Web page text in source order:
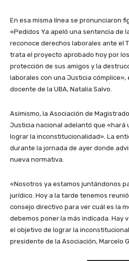
En esa misma línea se pronunciaron
«Pedidos Ya apeló una sentencia de
reconoce derechos laborales ante el
trata el proyecto aprobado hoy por
protección de sus amigos y la
laborales con una Justicia cómplice»,
docente de la UBA, Natalia Salvo.
Asimismo, la Asociación de
Justicia nacional adelantó que «hará
lograr la inconstitucionalidad». La
durante la jornada de ayer donde
nueva normativa.
«Nosotros ya estamos juntándonos
jurídico. Hoy a la tarde tenemos
consejo directivo para ver cuál es la
debemos poner la más indicada. Hay
el objetivo de lograr la
presidente de la Asociación, Marcelo